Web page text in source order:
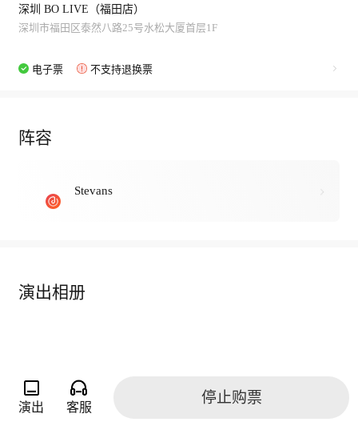
深圳 BO LIVE（福田店）
深圳市福田区泰然八路25号水松大厦首层1F
电子票 不支持退换票
阵容
Stevans
演出相册
演出 客服
停止购票